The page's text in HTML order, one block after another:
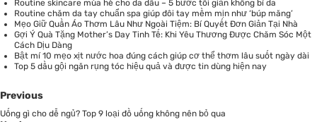
Routine skincare mùa hè cho da dầu – 5 bước tối giản không bí da
Routine chăm da tay chuẩn spa giúp đôi tay mềm mịn như ‘búp măng’
Mẹo Giữ Quần Áo Thơm Lâu Như Ngoài Tiệm: Bí Quyết Đơn Giản Tại Nhà
Gợi Ý Quà Tặng Mother’s Day Tinh Tế: Khi Yêu Thương Được Chăm Sóc Một
Cách Dịu Dàng
Bật mí 10 mẹo xịt nước hoa đúng cách giúp cơ thể thơm lâu suốt ngày dài
Top 5 dầu gội ngăn rụng tóc hiệu quả và được tin dùng hiện nay
Previous
Uống gì cho dễ ngủ? Top 9 loại đồ uống không nên bỏ qua